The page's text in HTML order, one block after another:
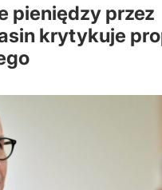
pieniędzy przez
krytykuje